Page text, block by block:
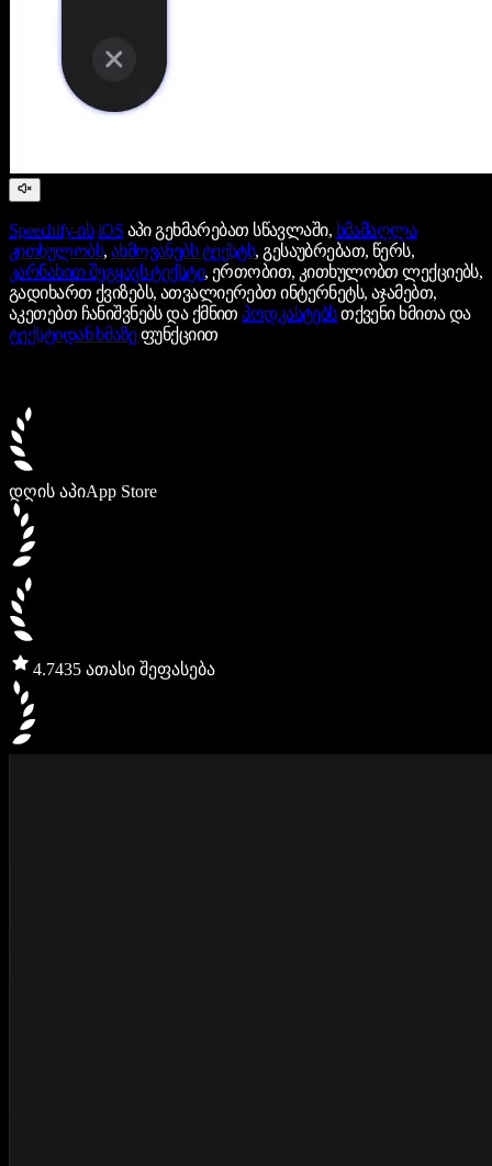
Speechify-ის iOS აპი გეხმარებათ სწავლაში, ხმამაღლა
კითხულობს, ახმოვანებს ტექსტს, გესაუბრებათ, წერს,
კარნახით შეგყავს ტექსტი, ერთობით, კითხულობთ ლექციებს,
გადიხართ ქვიზებს, ათვალიერებთ ინტერნეტს, აჯამებთ,
აკეთებთ ჩანიშვნებს და ქმნითპოდკასტებსთქვენი ხმითა და
ტექსტიდან ხმაზეფუნქციით
დღის აპიApp Store
4.7435 ათასი შეფასება